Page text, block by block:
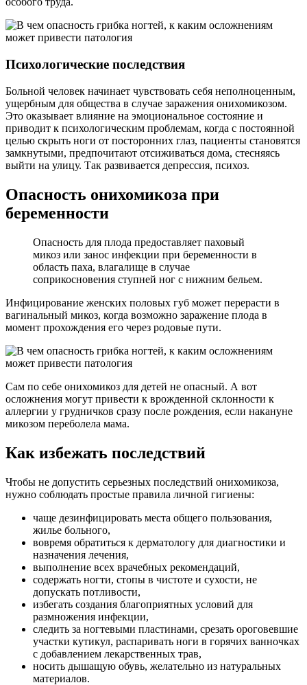
Психологические последствия
Больной человек начинает чувствовать себя неполноценным,
ущербным для общества в случае заражения онихомикозом.
Это оказывает влияние на эмоциональное состояние и
приводит к психологическим проблемам, когда с постоянной
целью скрыть ноги от посторонних глаз, пациенты становятся
замкнутыми, предпочитают отсиживаться дома, стесняясь
выйти на улицу. Так развивается депрессия, психоз.
Опасность онихомикоза при
беременности
Опасность для плода предоставляет паховый
микоз или занос инфекции при беременности в
область паха, влагалище в случае
соприкосновения ступней ног с нижним бельем.
Инфицирование женских половых губ может перерасти в
вагинальный микоз, когда возможно заражение плода в
момент прохождения его через родовые пути.
Сам по себе онихомикоз для детей не опасный. А вот
осложнения могут привести к врожденной склонности к
аллергии у грудничков сразу после рождения, если накануне
микозом переболела мама.
Как избежать последствий
Чтобы не допустить серьезных последствий онихомикоза,
нужно соблюдать простые правила личной гигиены:
чаще дезинфицировать места общего пользования,
жилье больного,
вовремя обратиться к дерматологу для диагностики и
назначения лечения,
выполнение всех врачебных рекомендаций,
содержать ногти, стопы в чистоте и сухости, не
допускать потливости,
избегать создания благоприятных условий для
размножения инфекции,
следить за ногтевыми пластинами, срезать ороговевшие
участки кутикул, распаривать ноги в горячих ванночках
с добавлением лекарственных трав,
носить дышащую обувь, желательно из натуральных
материалов.